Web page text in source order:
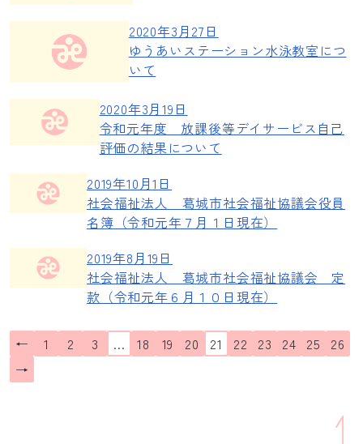
2020年3月27日
ゆうあいステーション水泳教室につ
いて
2020年3月19日
令和元年度 放課後等デイサービス自己
評価の結果について
2019年10月1日
社会福祉法人 葛城市社会福祉協議会役員
名簿（令和元年７月１日現在）
2019年8月19日
社会福祉法人 葛城市社会福祉協議会 定
款（令和元年６月１０日現在）
← 1 2 3 … 18 19 20 21 22 23 24 25
26
→